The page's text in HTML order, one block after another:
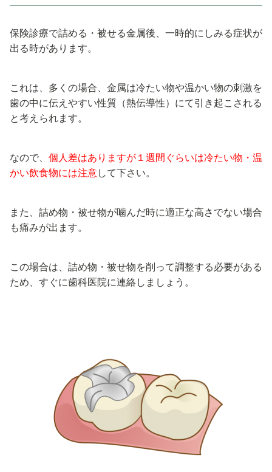
保険診療で詰める・被せる金属後、一時的にしみる症状が
出る時があります。
これは、多くの場合、金属は冷たい物や温かい物の刺激を
歯の中に伝えやすい性質（熱伝導性）にて引き起こされる
と考えられます。
なので、 個人差はありますが１週間ぐらいは冷たい物・温
かい飲食物には注意して下さい。
また、詰め物・被せ物が噛んだ時に適正な高さでない場合
も痛みが出ます。
この場合は、詰め物・被せ物を削って調整する必要がある
ため、すぐに歯科医院に連絡しましょう。